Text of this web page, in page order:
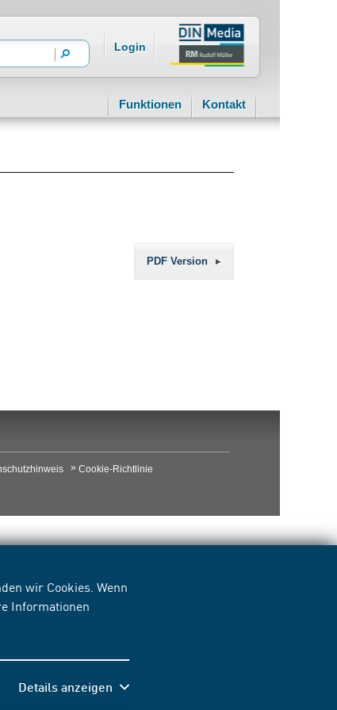
wir Cookies. Wenn
Informationen
Details anzeigen
Login
Funktionen Kontakt
PDF Version
Cookie-Richtlinie